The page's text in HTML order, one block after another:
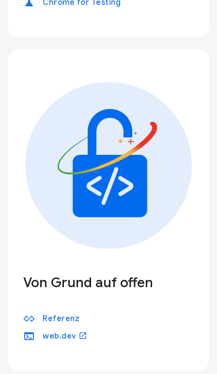
science Chrome for Testing
Von Grund auf offen
Referenz
terminal web.dev open_in_new